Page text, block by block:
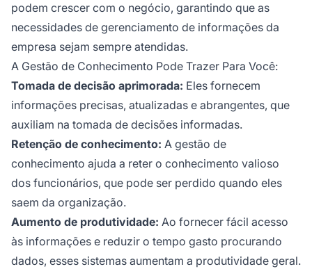
podem crescer com o negócio, garantindo que as
necessidades de gerenciamento de informações da
empresa sejam sempre atendidas.
A Gestão de Conhecimento Pode Trazer Para Você:
Tomada de decisão aprimorada: Eles fornecem
informações precisas, atualizadas e abrangentes, que
auxiliam na tomada de decisões informadas.
Retenção de conhecimento: A gestão de
conhecimento ajuda a reter o conhecimento valioso
dos funcionários, que pode ser perdido quando eles
saem da organização.
Aumento de produtividade: Ao fornecer fácil acesso
às informações e reduzir o tempo gasto procurando
dados, esses sistemas aumentam a produtividade geral.